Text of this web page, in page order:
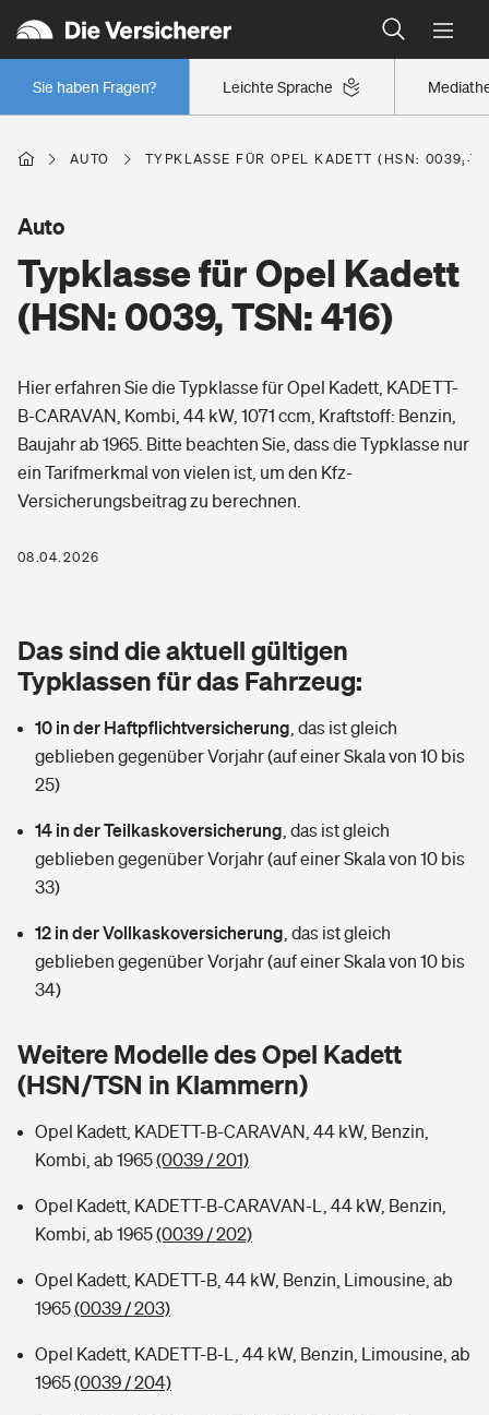
Leichte Sprache
Sie haben Fragen?
Wer versichert was: Jetzt Versicherer finden
Regionalklassen: So ist Ihre Region eingestuft
Wer versichert was: Jetzt Versicherer finden
Berufsunfähigkeitsversicherung
Erwerbsunfähigkeitsversicherung
Grundfähigkeitsversicherung
Arbeitsrechtsschutz
Berufshaftpflichtversicherung
Zur Übersicht
Tools
Wer versichert was: Jetzt Versicherer finden
Sie haben Fragen?
Wohnen
Glasversicherung
Mietkautionsversicherung
Restkreditversicherung
Zur Übersicht
Tools
Wer versichert was: Jetzt Versicherer finden
Sie haben Fragen?
Freizeit
Pri­vate Haft­pflicht­
Kinderunfall­ver­si­che­rung
Kinderinvalidität
Hundehalter-Haftpflicht
Handyversicherung
Musikinstrumentenversicherung
Zur Übersicht
Tools
Kinderunfall-Check: Mehr Sicherheit für deine Kids
Typklassen: So ist Ihr Auto eingestuft
Gesundheit
Private Krankenversicherung
Dread-Disease-Versicherung
Tierkrankenversicherung
Zur Übersicht
Tools
Wer versichert was: Jetzt Versicherer finden
Sie haben Fragen?
Rentenrechner: Wie viel Geld bekomme ich im Alter?
AUTO TYPKLASSE FÜR OPEL KADETT (HSN: 0039,
Typklasse für Opel Kadett
(HSN: 0039, TSN: 416)
Auto
Hier erfahren Sie die Typklasse für Opel Kadett, KADETT-
B-CARAVAN, Kombi, 44 kW, 1071 ccm, Kraftstoff: Benzin,
Baujahr ab 1965. Bitte beachten Sie, dass die Typklasse nur
ein Tarifmerkmal von vielen ist, um den Kfz-
Versicherungsbeitrag zu berechnen.
08.04.2026
Das sind die aktuell gültigen
Typklassen für das Fahrzeug:
10 in der Haftpflichtversicherung das ist gleich
geblieben gegenüber Vorjahr (auf einer Skala von 10 bis
25)
14 in der Teilkaskoversicherung das ist gleich
geblieben gegenüber Vorjahr (auf einer Skala von 10 bis
33)
12 in der Vollkaskoversicherung das ist gleich
geblieben gegenüber Vorjahr (auf einer Skala von 10 bis
34)
Weitere Modelle des Opel Kadett
(HSN/TSN in Klammern)
Opel Kadett, KADETT-B-CARAVAN, 44 kW, Benzin,
Kombi, ab 1965(0039 / 201)
Opel Kadett, KADETT-B-CARAVAN-L, 44 kW, Benzin,
Kombi, ab 1965(0039 / 202)
Opel Kadett, KADETT-B, 44 kW, Benzin, Limousine, ab
1965(0039 / 203)
Opel Kadett, KADETT-B-L, 44 kW, Benzin, Limousine, ab
1965(0039 / 204)